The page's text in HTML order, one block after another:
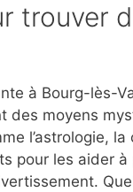
trouver
à Bourg-lès-
des moyens
l’astrologie,
pour les aider